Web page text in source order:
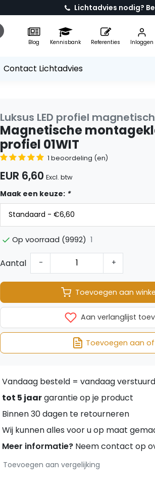
Lichtadvies nodig?
Blog Kennisbank Referenties Inloggen
Contact Lichtadvies
Luksus LED profiel
Magnetische
profiel 01WIT
1 beoordeling (en)
EUR 6,60 Excl. btw
Maak een keuze: *
Op voorraad (9992) 1
Aantal - +
Toevoegen aan
Aan verlanglijst
Toevoegen aan
Vandaag besteld = vandaag
tot 5 jaargarantie op je product
Binnen 30 dagen te retourneren
Wij kunnen alles voor u op maat
Meer informatie? Neem contact op
Toevoegen aan vergelijking